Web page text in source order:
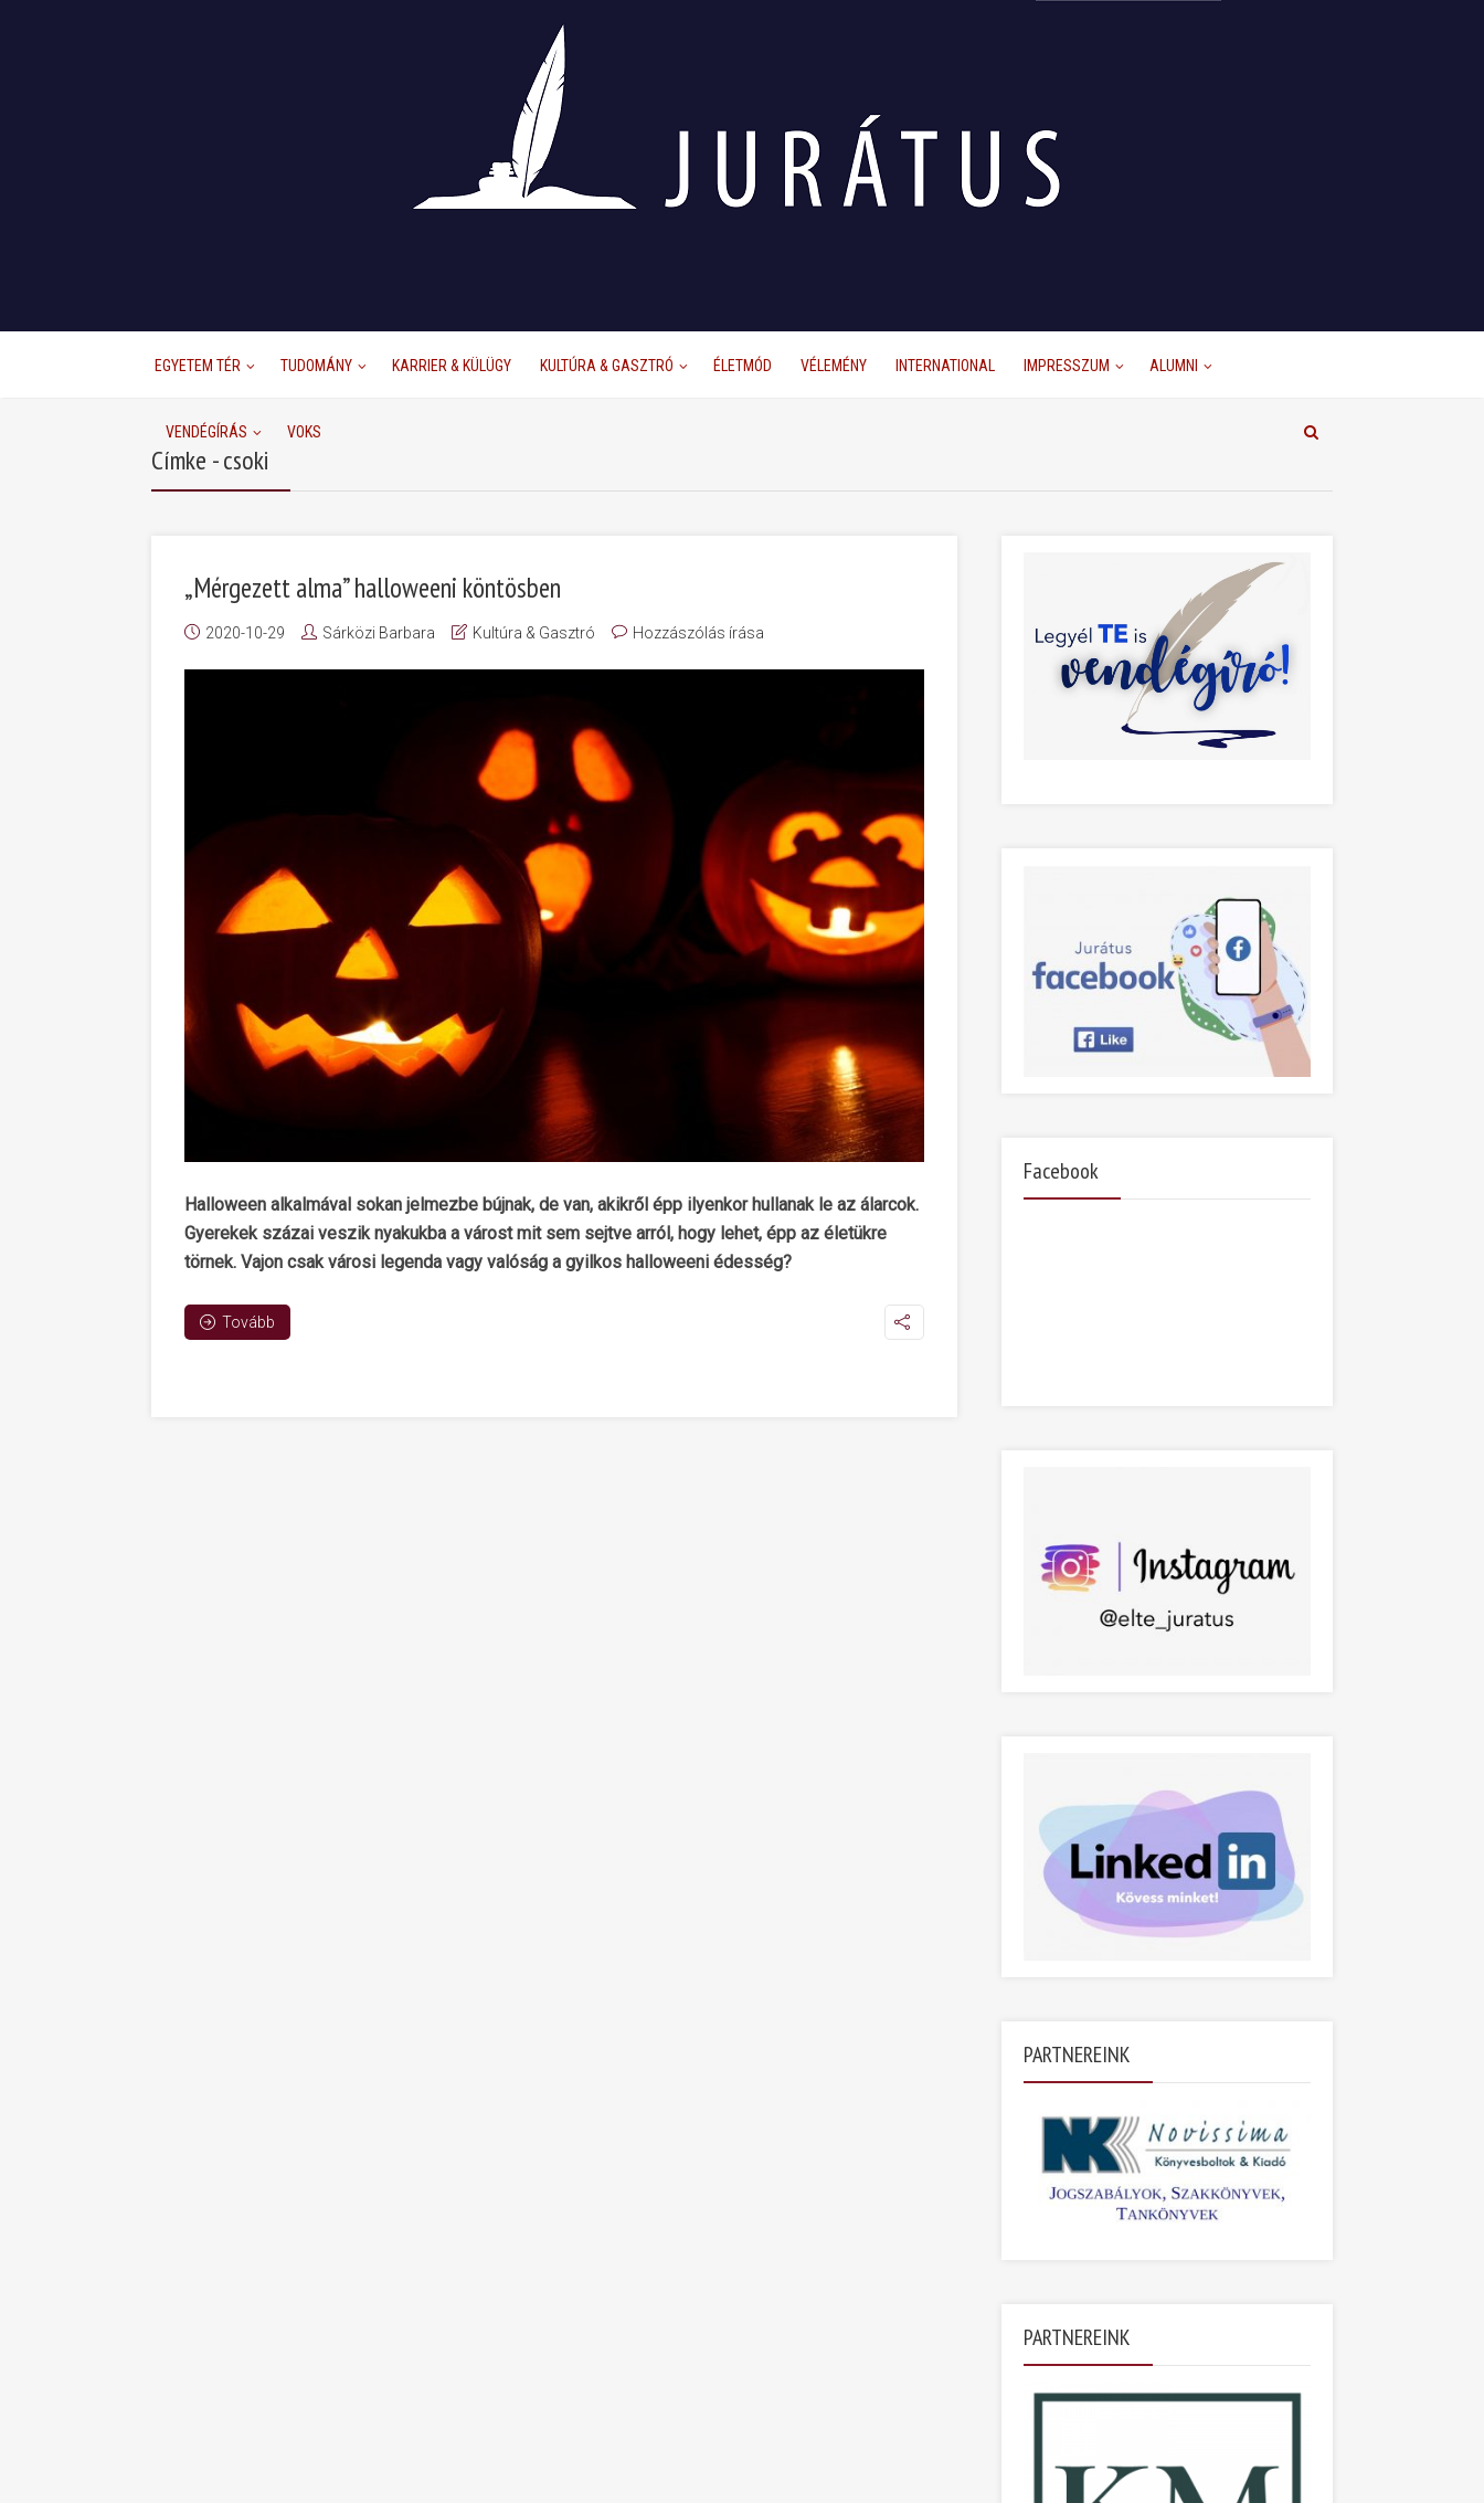
EGYETEM TÉR TUDOMÁNY KARRIER & KÜLÜGY KULTÚRA & GASZTRÓ ÉLETMÓD VÉLEMÉNY INTERNATIONAL IMPRESSZUM ALUMNI
VENDÉGÍRÁS VOKS
Címke - csoki
„Mérgezett alma” halloweeni köntösben
2020-10-29 Sárközi Barbara Kultúra & Gasztró Hozzászólás írása
Halloween alkalmával sokan jelmezbe bújnak, de van, akikről épp ilyenkor hullanak le az álarcok.
Gyerekek százai veszik nyakukba a várost mit sem sejtve arról, hogy lehet, épp az életükre
törnek. Vajon csak városi legenda vagy valóság a gyilkos halloweeni édesség?
Tovább
Facebook
PARTNEREINK
PARTNEREINK